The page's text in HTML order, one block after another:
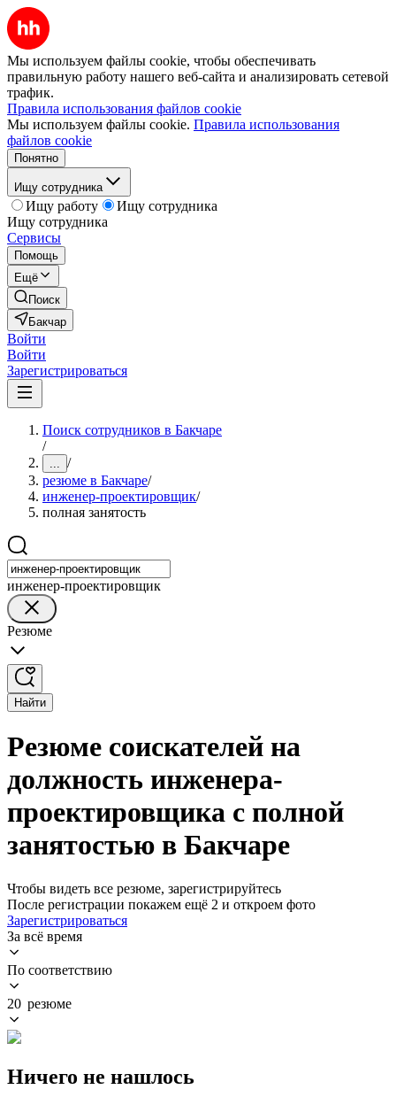
Мы используем файлы cookie, чтобы обеспечивать
правильную работу нашего веб-сайта и анализировать сетевой
трафик.
Правила использования файлов cookie
Мы используем файлы cookie. Правила использования
файлов cookie
Понятно
Ищу сотрудника
Ищу работу
Ищу сотрудника
Ищу сотрудника
Сервисы
Помощь
Ещё
Поиск
Бакчар
Войти
Войти
Зарегистрироваться
Поиск сотрудников в Бакчаре
/
... /
резюме в Бакчаре/
инженер-проектировщик/
полная занятость
инженер-проектировщик
Резюме
Найти
Резюме соискателей на
должность инженера-
проектировщика с полной
занятостью в Бакчаре
Чтобы видеть все резюме, зарегистрируйтесь
После регистрации покажем ещё 2 и откроем фото
Зарегистрироваться
За всё время
По соответствию
20 резюме
Ничего не нашлось